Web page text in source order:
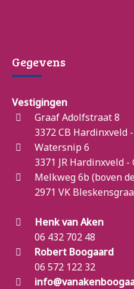
Gegevens
Vestigingen
Graaf Adolfstraat 8
3372 CB Hardinxveld
Watersnip 6
3371 JR Hardinxveld -
Melkweg 6b (boven
2971 VK
Henk van Aken
06 432 702 48
Robert Boogaard
06 572 122 32